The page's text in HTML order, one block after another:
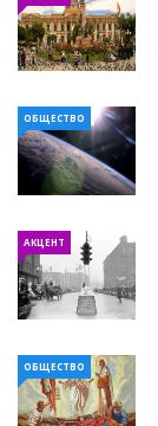
ОБЩЕСТВО
АКЦЕНТ
ОБЩЕСТВО